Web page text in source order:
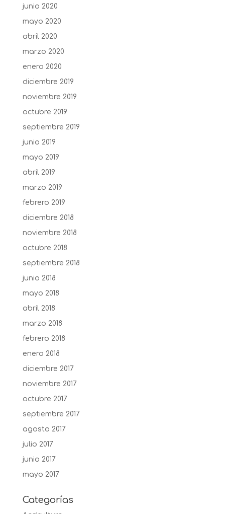
junio 2020
mayo 2020
abril 2020
marzo 2020
enero 2020
diciembre 2019
noviembre 2019
octubre 2019
septiembre 2019
junio 2019
mayo 2019
abril 2019
marzo 2019
febrero 2019
diciembre 2018
noviembre 2018
octubre 2018
septiembre 2018
junio 2018
mayo 2018
abril 2018
marzo 2018
febrero 2018
enero 2018
diciembre 2017
noviembre 2017
octubre 2017
septiembre 2017
agosto 2017
julio 2017
junio 2017
mayo 2017
Categorías